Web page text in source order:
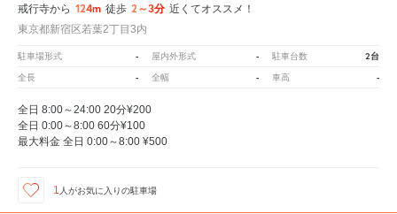
戒行寺から 124m 徒歩 2～3分 近くてオススメ！
東京都新宿区若葉2丁目3内
駐車場形式 - 屋内外形式 - 駐車台数 2台
全長 - 全幅 - 車高 -
全日 8:00～24:00 20分¥200
全日 0:00～8:00 60分¥100
最大料金 全日 0:00～8:00 ¥500
1 人がお気に入りの駐車場